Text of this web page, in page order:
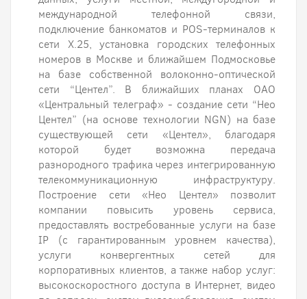
международной телефонной связи,
подключение банкоматов и POS-терминалов к
сети Х.25, установка городских телефонных
номеров в Москве и ближайшем Подмосковье
на базе собственной волоконно-оптической
сети “Центел”. В ближайших планах ОАО
«Центральный телеграф» - создание сети “Нео
Центел” (на основе технологии NGN) на базе
существующей сети «Центел», благодаря
которой будет возможна передача
разнородного трафика через интегрированную
телекоммуникационную инфраструктуру.
Построение сети «Нео Центел» позволит
компании повысить уровень сервиса,
предоставлять востребованные услуги на базе
IP (с гарантированным уровнем качества),
услуги конвергентных сетей для
корпоративных клиентов, а также набор услуг:
высокоскоростного доступа в Интернет, видео